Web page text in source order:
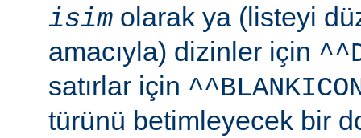
isim olarak ya (listeyi
amacıyla) dizinler için
satırlar için
türünü betimleyecek bir